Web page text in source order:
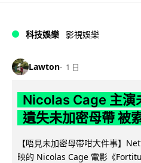
科技娛樂 影視娛樂
Lawton 1 日
Nicolas Cage 主演
遺失未加密母帶 被
【唔見未加密母帶咁大件事】
映的 Nicolas Cage 電影《